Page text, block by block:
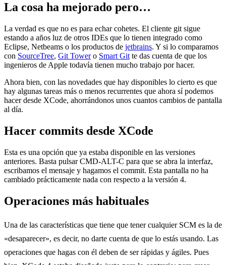
La cosa ha mejorado pero…
La verdad es que no es para echar cohetes. El cliente git sigue
estando a años luz de otros IDEs que lo tienen integrado como
Eclipse, Netbeams o los productos de jetbrains. Y si lo comparamos
con SourceTree, Git Towero Smart Git te das cuenta de que los
ingenieros de Apple todavía tienen mucho trabajo por hacer.
Ahora bien, con las novedades que hay disponibles lo cierto es que
hay algunas tareas más o menos recurrentes que ahora sí podemos
hacer desde XCode, ahorrándonos unos cuantos cambios de pantalla
al día.
Hacer commits desde XCode
Esta es una opción que ya estaba disponible en las versiones
anteriores. Basta pulsar CMD-ALT-C para que se abra la interfaz,
escribamos el mensaje y hagamos el commit. Esta pantalla no ha
cambiado prácticamente nada con respecto a la versión 4.
Operaciones más habituales
Una de las características que tiene que tener cualquier SCM es la de
«desaparecer», es decir, no darte cuenta de que lo estás usando. Las
operaciones que hagas con él deben de ser rápidas y ágiles. Pues